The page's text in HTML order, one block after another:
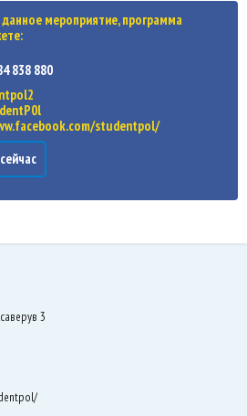
мероприятие, программа
838 880
studentpol/
3